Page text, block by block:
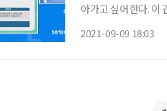
아가고 싶어한다. 이
2021-09-09 18:03